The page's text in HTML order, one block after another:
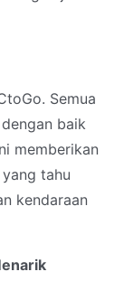
Semua
baik
memberikan
tahu
kendaraan